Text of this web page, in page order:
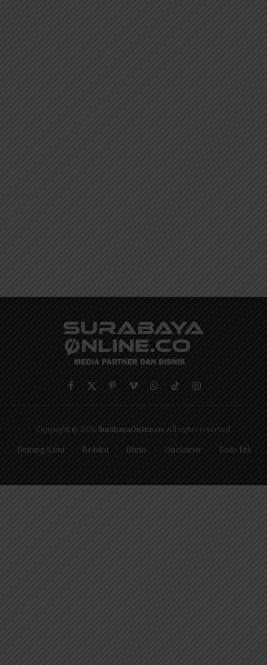
Facebook
X
PinterestVimeoWhatsApp
TikTokInstagram
Copyright © 2026 SurabayaOnline.co . All rights reserved.
Tentang Kami
Redaksi Bisnis Disclaimer Kode Etik